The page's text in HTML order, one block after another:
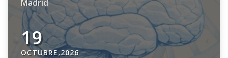
Madrid
19
OCTUBRE,2026